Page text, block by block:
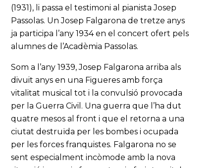
(1931), li passa el testimoni al pianista Josep
Passolas. Un Josep Falgarona de tretze anys
ja participa l’any 1934 en el concert ofert pels
alumnes de l’Acadèmia Passolas.
Som a l’any 1939, Josep Falgarona arriba als
divuit anys en una Figueres amb força
vitalitat musical tot i la convulsió provocada
per la Guerra Civil. Una guerra que l’ha dut
quatre mesos al front i que el retorna a una
ciutat destruïda per les bombes i ocupada
per les forces franquistes. Falgarona no se
sent especialment incòmode amb la nova